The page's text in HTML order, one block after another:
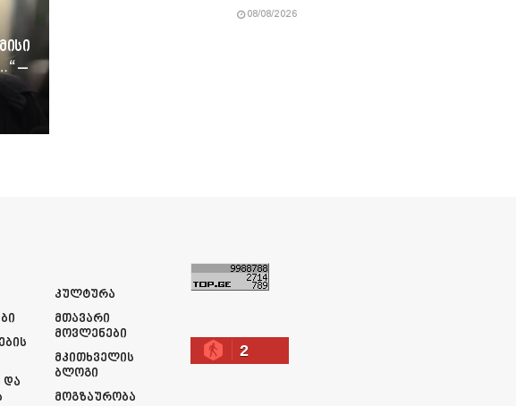
–
08/08/2026
Და
Კულტურა
Მთავარი
Მოვლენები
Მკითხველის
Ბლოგი
Მოგზაურობა
2